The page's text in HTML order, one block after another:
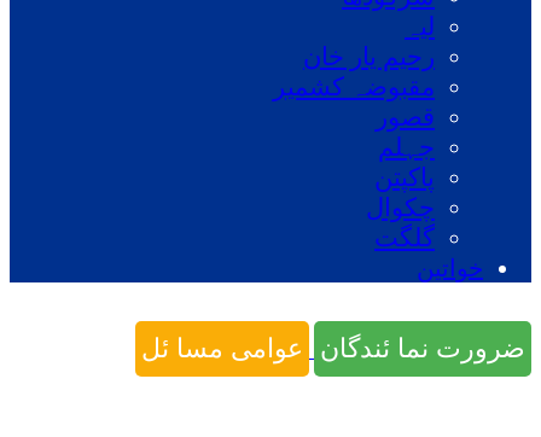
لیہ
رحیم یار خان
مقبوضہ کشمیر
قصور
جہلم
پاکپتن
چکوال
گلگت
خواتین
ضرورت نما ئندگان عوامی مسا ئل